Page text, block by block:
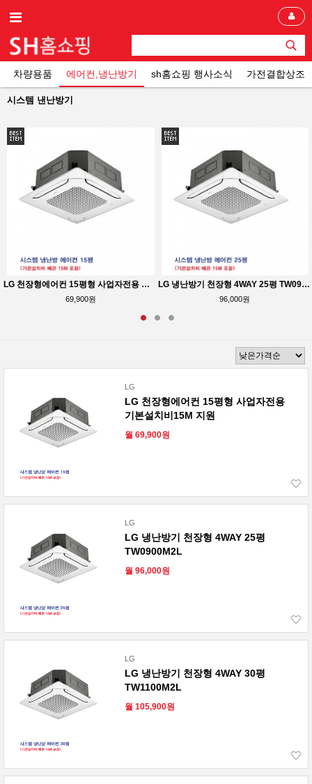
차량용품 에어컨,냉난방기 sh홈쇼핑 행사소식 가전결합상조
시스템 낸난방기
LG 천장형에어컨 15평형 사업자전용 기본설치비15M 지원
69,900원
LG 냉난방기 천장형 4WAY 25평 TW0900M2L
96,000원
LG
LG 천장형에어컨 15평형 사업자전용
기본설치비15M 지원
월 69,900원
LG
LG 냉난방기 천장형 4WAY 25평
TW0900M2L
월 96,000원
LG
LG 냉난방기 천장형 4WAY 30평
TW1100M2L
월 105,900원